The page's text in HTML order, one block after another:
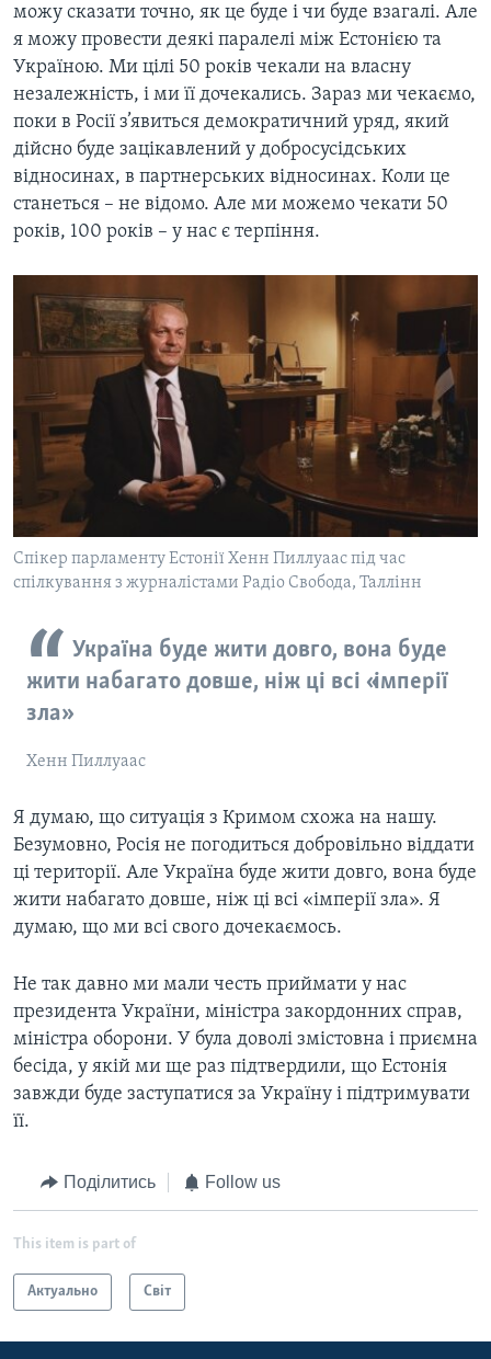
можу сказати точно, як це буде і чи буде взагалі. Але
я можу провести деякі паралелі між Естонією та
Україною. Ми цілі 50 років чекали на власну
незалежність, і ми її дочекались. Зараз ми чекаємо,
поки в Росії з’явиться демократичний уряд, який
дійсно буде зацікавлений у добросусідських
відносинах, в партнерських відносинах. Коли це
станеться – не відомо. Але ми можемо чекати 50
років, 100 років – у нас є терпіння.
Спікер парламенту Естонії Хенн Пиллуаас під час
спілкування з журналістами Радіо Свобода, Таллінн
Україна буде жити довго, вона буде
жити набагато довше, ніж ці всі «імперії
зла»
Хенн Пиллуаас
Я думаю, що ситуація з Кримом схожа на нашу.
Безумовно, Росія не погодиться добровільно віддати
ці території. Але Україна буде жити довго, вона буде
жити набагато довше, ніж ці всі «імперії зла». Я
думаю, що ми всі свого дочекаємось.
Не так давно ми мали честь приймати у нас
президента України, міністра закордонних справ,
міністра оборони. У була доволі змістовна і приємна
бесіда, у якій ми ще раз підтвердили, що Естонія
завжди буде заступатися за Україну і підтримувати
її.​
Поділитись Follow us
This item is part of
Актуально Світ